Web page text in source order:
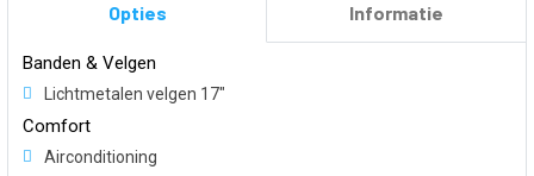
Opties Informatie
Banden & Velgen
Lichtmetalen velgen 17"
Comfort
Airconditioning